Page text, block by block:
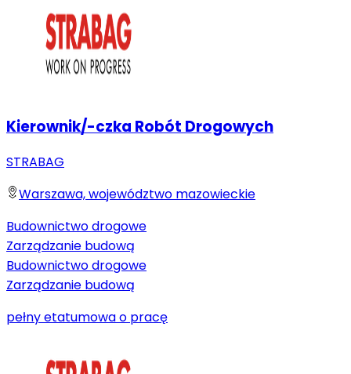
Kierownik/-czka Robót Drogowych
STRABAG
Warszawa, województwo mazowieckie
Budownictwo drogowe
Zarządzanie budową
Budownictwo drogowe
Zarządzanie budową
pełny etatumowa o pracę